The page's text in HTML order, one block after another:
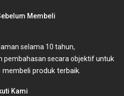
Membeli
selama 10 tahun,
pembahasan secara objektifuntuk
produk terbaik.
Kami